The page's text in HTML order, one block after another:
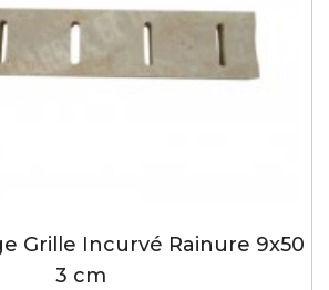
Grille Incurvé Rainure 9x50
3 cm